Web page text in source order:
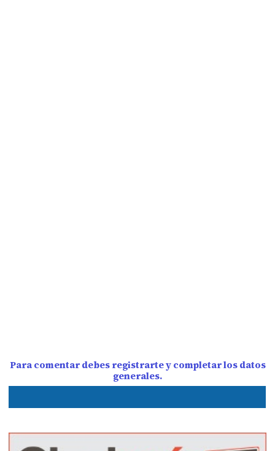
Para comentar debes registrarte y completar los datos
generales.